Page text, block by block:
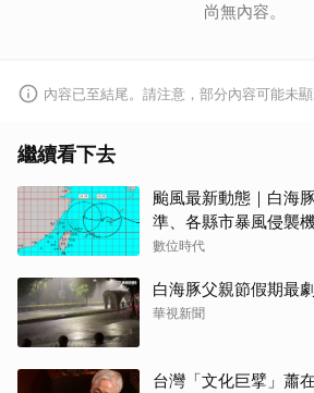
尚無內容。
內容已至結尾。請注意，部分內容可能未顯
繼續看下去
颱風最新動態｜白海
準、各縣市暴風侵襲
數位時代
白海豚父親節假期最
華視新聞
台灣「文化巨擘」蕭